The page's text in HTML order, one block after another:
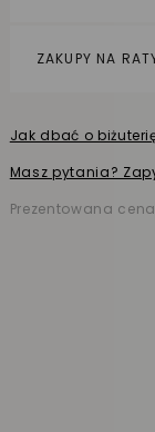
ZAKUPY NA
Jak dbać o
Masz pytania?
Prezentowana